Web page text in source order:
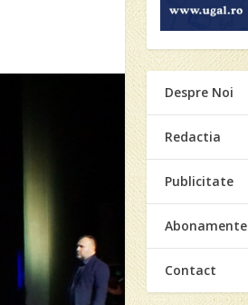
Despre Noi
Redactia
Publicitate
Abonamente
Contact